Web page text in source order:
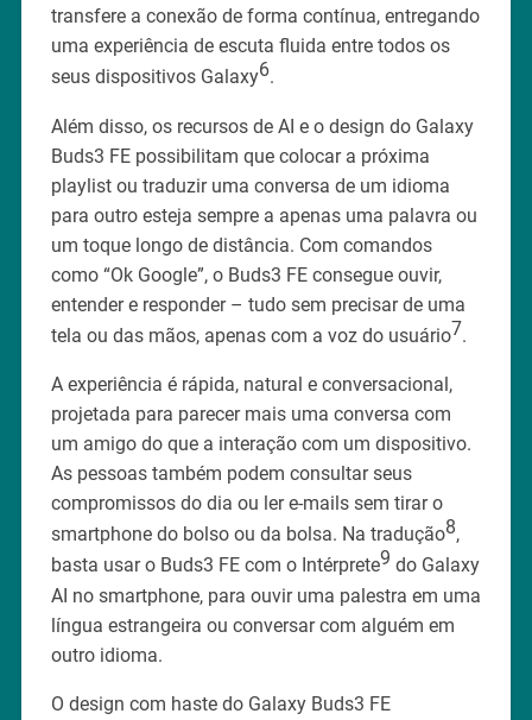
transfere a conexão de forma contínua, entregando
uma experiência de escuta fluida entre todos os
seus dispositivos Galaxy6.
Além disso, os recursos de AI e o design do Galaxy
Buds3 FE possibilitam que colocar a próxima
playlist ou traduzir uma conversa de um idioma
para outro esteja sempre a apenas uma palavra ou
um toque longo de distância. Com comandos
como “Ok Google”, o Buds3 FE consegue ouvir,
entender e responder – tudo sem precisar de uma
tela ou das mãos, apenas com a voz do usuário7.
A experiência é rápida, natural e conversacional,
projetada para parecer mais uma conversa com
um amigo do que a interação com um dispositivo.
As pessoas também podem consultar seus
compromissos do dia ou ler e-mails sem tirar o
smartphone do bolso ou da bolsa. Na tradução8,
basta usar o Buds3 FE com o Intérprete9 do Galaxy
AI no smartphone, para ouvir uma palestra em uma
língua estrangeira ou conversar com alguém em
outro idioma.
O design com haste do Galaxy Buds3 FE